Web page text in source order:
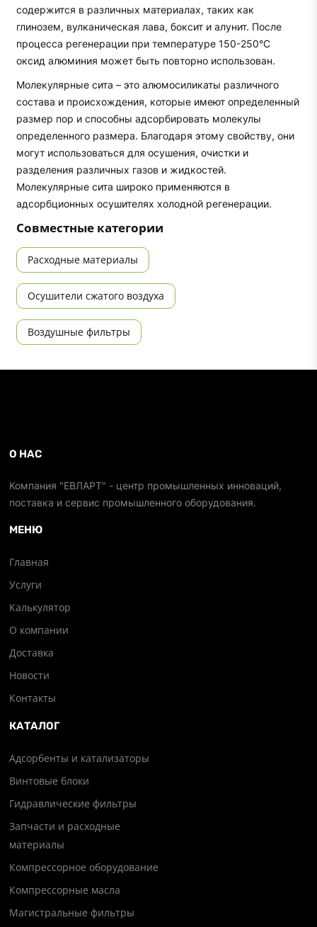
содержится в различных материалах, таких как
глинозем, вулканическая лава, боксит и алунит. После
процесса регенерации при температуре 150-250°С
оксид алюминия может быть повторно использован.
Молекулярные сита – это алюмосиликаты различного
состава и происхождения, которые имеют определенный
размер пор и способны адсорбировать молекулы
определенного размера. Благодаря этому свойству, они
могут использоваться для осушения, очистки и
разделения различных газов и жидкостей.
Молекулярные сита широко применяются в
адсорбционных осушителях холодной регенерации.
Совместные категории
Расходные материалы
Осушители сжатого воздуха
Воздушные фильтры
О НАС
Компания "ЕВЛАРТ" - центр промышленных инноваций,
поставка и сервис промышленного оборудования.
МЕНЮ
Главная
Услуги
Калькулятор
О компании
Доставка
Новости
Контакты
КАТАЛОГ
Адсорбенты и катализаторы
Винтовые блоки
Гидравлические фильтры
Запчасти и расходные
материалы
Компрессорное оборудование
Компрессорные масла
Магистральные фильтры